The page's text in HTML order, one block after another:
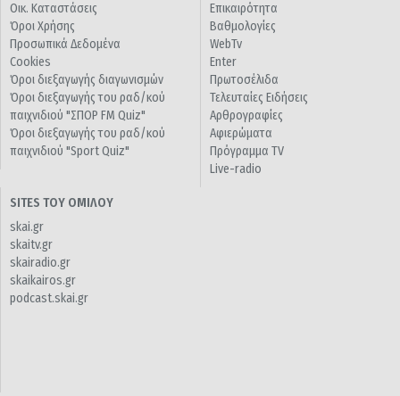
Οικ. Καταστάσεις
Όροι Χρήσης
Προσωπικά Δεδομένα
Cookies
Όροι διεξαγωγής διαγωνισμών
Όροι διεξαγωγής του ραδ/κού
παιχνιδιού "ΣΠΟΡ FM Quiz"
Όροι διεξαγωγής του ραδ/κού
παιχνιδιού "Sport Quiz"
Επικαιρότητα
Βαθμολογίες
WebTv
Enter
Πρωτοσέλιδα
Τελευταίες Ειδήσεις
Αρθρογραφίες
Αφιερώματα
Πρόγραμμα TV
Live-radio
SITES ΤΟΥ ΟΜΙΛΟΥ
skai.gr
skaitv.gr
skairadio.gr
skaikairos.gr
podcast.skai.gr